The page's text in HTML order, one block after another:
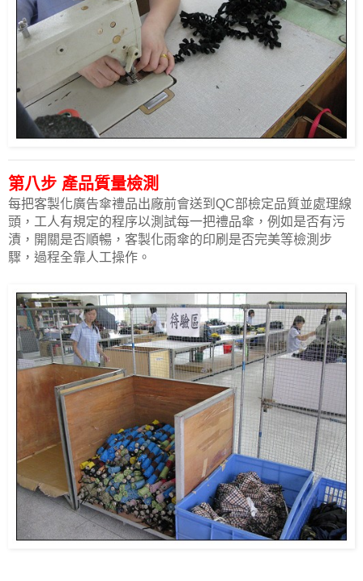
第八步 產品質量檢測
每把客製化廣告傘禮品出廠前會送到QC部檢定品質並處理線
頭，工人有規定的程序以測試每一把禮品傘，例如是否有污
漬，開關是否順暢，客製化雨傘的印刷是否完美等檢測步
驟，過程全靠人工操作。